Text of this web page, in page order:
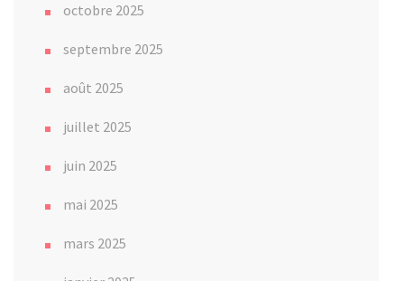
octobre 2025
septembre 2025
août 2025
juillet 2025
juin 2025
mai 2025
mars 2025